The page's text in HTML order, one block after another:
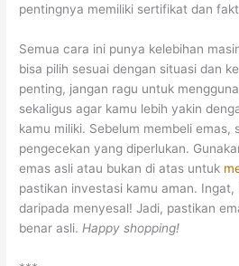
pentingnya memiliki sertifikat dan
Semua cara ini punya kelebihan
bisa pilih sesuai dengan situasi dan
penting, jangan ragu untuk
sekaligus agar kamu lebih yakin
kamu miliki. Sebelum membeli emas,
pengecekan yang diperlukan.
emas asli atau bukan di atas untuk
pastikan investasi kamu aman. Ingat,
daripada menyesal! Jadi, pastikan
benar asli. Happy shopping!